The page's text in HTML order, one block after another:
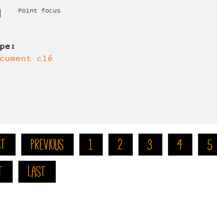
Point focus
clé
previous 1 2 3 4 5
last